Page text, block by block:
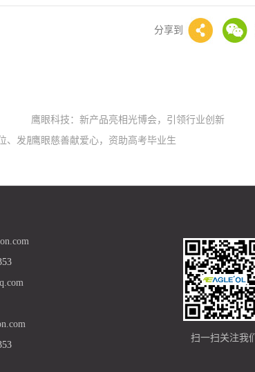
分享到
鹰眼科技：新产品亮相光博会，引领行业创新
、发展现状及趋势”
鹰眼慈善献爱心，资助高考毕业生
扫一扫关注我们